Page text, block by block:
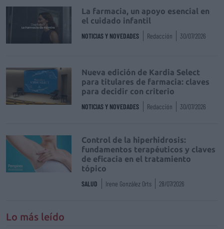
La farmacia, un apoyo esencial en
el cuidado infantil
NOTICIAS Y NOVEDADES Redacción 30/07/2026
Nueva edición de Kardia Select
para titulares de farmacia: claves
para decidir con criterio
NOTICIAS Y NOVEDADES Redacción 30/07/2026
Control de la hiperhidrosis:
fundamentos terapéuticos y claves
de eficacia en el tratamiento
tópico
SALUD Irene González Orts 28/07/2026
Lo más leído